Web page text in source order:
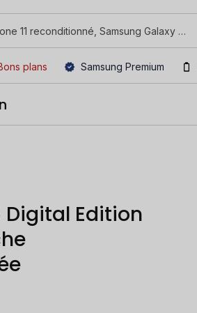
plans Samsung Premium
Edition